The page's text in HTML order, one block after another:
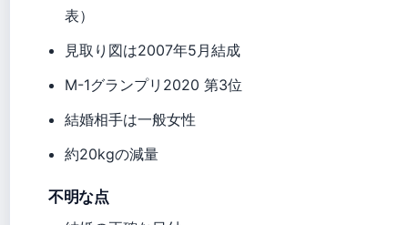
表）
見取り図は2007年5月結成
M-1グランプリ2020 第3位
結婚相手は一般女性
約20kgの減量
不明な点